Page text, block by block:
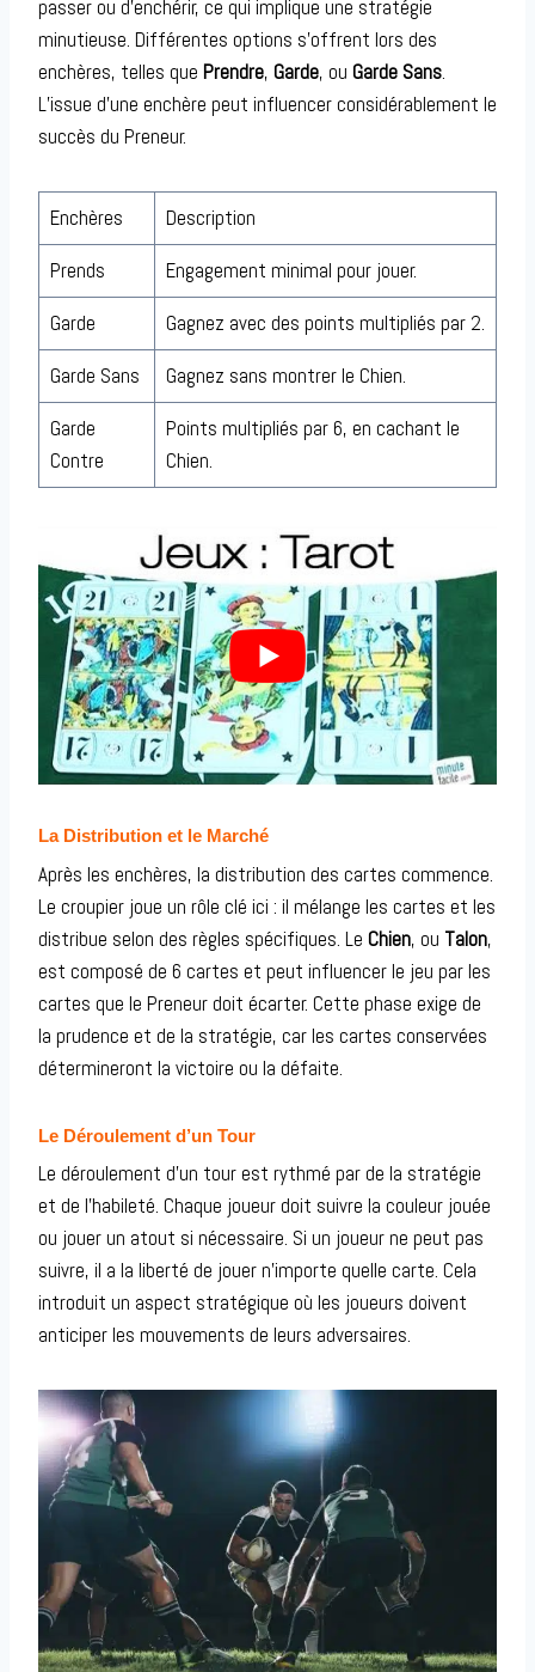
passer ou d’enchérir, ce qui implique une stratégie
minutieuse. Différentes options s’offrent lors des
enchères, telles que Prendre, Garde, ou Garde Sans.
L’issue d’une enchère peut influencer considérablement le
succès du Preneur.
Enchères
Description
Prends
Engagement minimal pour jouer.
Garde
Gagnez avec des points multipliés par 2.
Garde Sans
Gagnez sans montrer le Chien.
Garde
Contre
Points multipliés par 6, en cachant le
Chien.
La Distribution et le Marché
Après les enchères, la distribution des cartes commence.
Le croupier joue un rôle clé ici : il mélange les cartes et les
distribue selon des règles spécifiques. Le Chien, ou Talon,
est composé de 6 cartes et peut influencer le jeu par les
cartes que le Preneur doit écarter. Cette phase exige de
la prudence et de la stratégie, car les cartes conservées
détermineront la victoire ou la défaite.
Le Déroulement d’un Tour
Le déroulement d’un tour est rythmé par de la stratégie
et de l’habileté. Chaque joueur doit suivre la couleur jouée
ou jouer un atout si nécessaire. Si un joueur ne peut pas
suivre, il a la liberté de jouer n’importe quelle carte. Cela
introduit un aspect stratégique où les joueurs doivent
anticiper les mouvements de leurs adversaires.